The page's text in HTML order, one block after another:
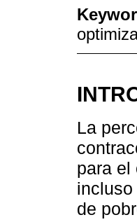
La
para el
de